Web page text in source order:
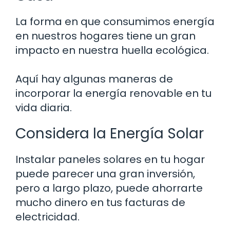
La forma en que consumimos energía
en nuestros hogares tiene un gran
impacto en nuestra huella ecológica.
Aquí hay algunas maneras de
incorporar la energía renovable en tu
vida diaria.
Considera la Energía Solar
Instalar paneles solares en tu hogar
puede parecer una gran inversión,
pero a largo plazo, puede ahorrarte
mucho dinero en tus facturas de
electricidad.